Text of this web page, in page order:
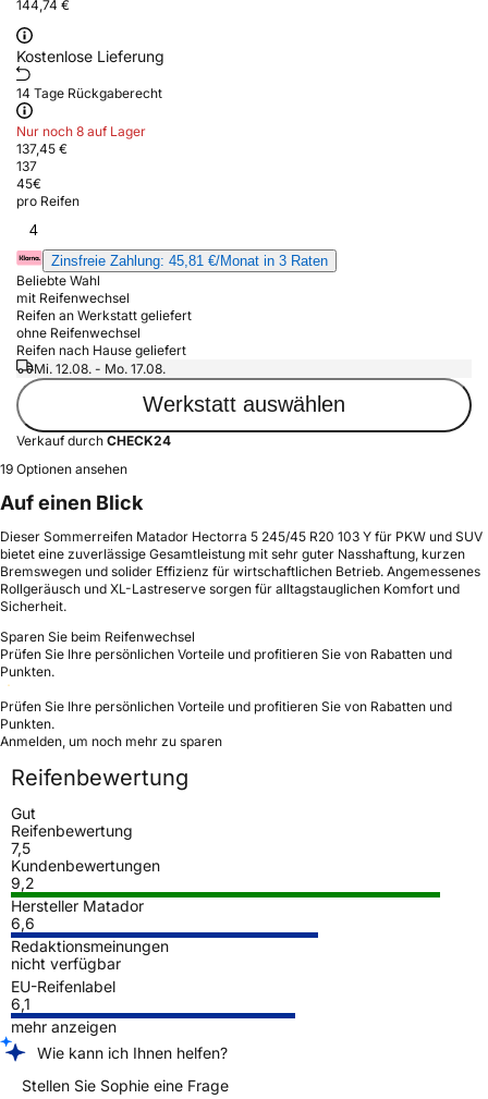
144,74 €
Kostenlose Lieferung
14 Tage Rückgaberecht
Nur noch 8 auf Lager
137,45 €
137
45€
pro Reifen
4
Zinsfreie Zahlung: 45,81 €/Monat in 3 Raten
Beliebte Wahl
mit Reifenwechsel
Reifen an Werkstatt geliefert
ohne Reifenwechsel
Reifen nach Hause geliefert
Mi. 12.08. - Mo. 17.08.
Werkstatt auswählen
Verkauf durch CHECK24
19 Optionen ansehen
Auf einen Blick
Dieser Sommerreifen Matador Hectorra 5 245/45 R20 103 Y für PKW und SUV
bietet eine zuverlässige Gesamtleistung mit sehr guter Nasshaftung, kurzen
Bremswegen und solider Effizienz für wirtschaftlichen Betrieb. Angemessenes
Rollgeräusch und XL-Lastreserve sorgen für alltagstauglichen Komfort und
Sicherheit.
Sparen Sie beim Reifenwechsel
Prüfen Sie Ihre persönlichen Vorteile und profitieren Sie von Rabatten und
Punkten.
Prüfen Sie Ihre persönlichen Vorteile und profitieren Sie von Rabatten und
Punkten.
Anmelden, um noch mehr zu sparen
Reifenbewertung
Gut
Reifenbewertung
7,5
Kundenbewertungen
9,2
Hersteller Matador
6,6
Redaktionsmeinungen
nicht verfügbar
EU-Reifenlabel
6,1
mehr anzeigen
Wie kann ich Ihnen helfen?
Stellen Sie Sophie eine Frage